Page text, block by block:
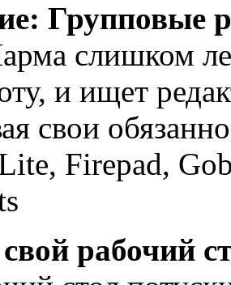
Групповые
слишком
и ищет
свои
Firepad,
рабочий